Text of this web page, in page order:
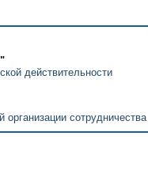
действительности
организации сотрудничества